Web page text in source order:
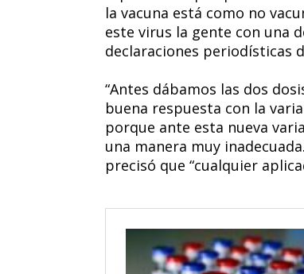
la vacuna está como no
este virus la gente con una
declaraciones periodísticas
“Antes dábamos las dos
buena respuesta con la
porque ante esta nueva
una manera muy
precisó que “cualquier